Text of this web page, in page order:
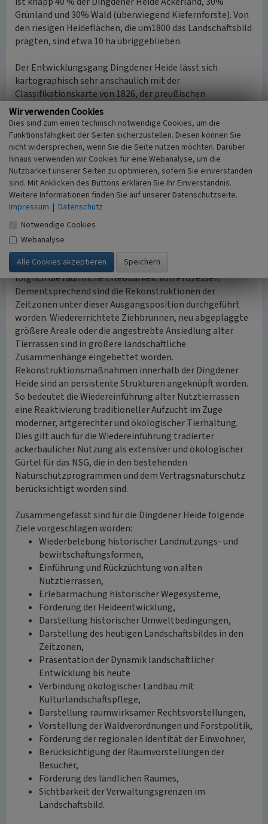
Grünland und 30% Wald (überwiegend Kiefernforste). Von
den riesigen Heideflächen, die um1800 das Landschaftsbild
prägten, sind etwa 10 ha übriggeblieben.
Der Entwicklungsgang Dingdener Heide lässt sich
kartographisch sehr anschaulich mit der
Classifikationskarte von 1826, der preußischen
Uraufnahme von 1845 Blatt 4205 Dingden u. Blatt 4206
Brünnen, der preußischen Neuaufnahme von 1897 Blatt
4205 Dingden (Hamminkeln) u. Blatt 4206 Brünnen und
spätere Ausgaben der topographischen Karte 1:25.000
verfolgen (TK25 history,). Blatt 4205 Hamminkeln u. Blatt
4206 Brünnen.
Maßnahmen zur Umsetzung des Erlebnisgebietes
Die fünf Landschaftsstadien des „Erlebnisgebietes
Dingdener Heide“ repräsentieren jeweilige
Vegetationsformen. Die Dynamik des vergangenen
Kulturlandschaftswandels und momentaner
Entwicklungen werden berücksichtigt und dies beinhaltet
folglich die räumliche Erlebbarkeit von Prozessen.
Dementsprechend sind die Rekonstruktionen der
Zeitzonen unter dieser Ausgangsposition durchgeführt
worden. Wiedererrichtete Ziehbrunnen, neu abgeplaggte
größere Areale oder die angestrebte Ansiedlung alter
Tierrassen sind in größere landschaftliche
Zusammenhänge eingebettet worden.
Rekonstruktionsmaßnahmen innerhalb der Dingdener
Heide sind an persistente Strukturen angeknüpft worden.
So bedeutet die Wiedereinführung alter Nutztierrassen
eine Reaktivierung traditioneller Aufzucht im Zuge
moderner, artgerechter und ökologischer Tierhaltung.
Dies gilt auch für die Wiedereinführung tradierter
ackerbaulicher Nutzung als extensiver und ökologischer
Gürtel für das NSG, die in den bestehenden
Naturschutzprogrammen und dem Vertragsnaturschutz
berücksichtigt worden sind.
Zusammengefasst sind für die Dingdener Heide folgende
Ziele vorgeschlagen worden:
Wiederbelebung historischer Landnutzungs- und
bewirtschaftungsformen,
Einführung und Rückzüchtung von alten
Nutztierrassen,
Erlebarmachung historischer Wegesysteme,
Förderung der Heideentwicklung,
Darstellung historischer Umweltbedingungen,
Darstellung des heutigen Landschaftsbildes in den
Zeitzonen,
Präsentation der Dynamik landschaftlicher
Entwicklung bis heute
Verbindung ökologischer Landbau mit
Kulturlandschaftspflege,
Darstellung raumwirksamer Rechtsvorstellungen,
Vorstellung der Waldverordnungen und Forstpolitik,
Förderung der regionalen Identität der Einwohner,
Berücksichtigung der Raumvorstellungen der
Besucher,
Förderung des ländlichen Raumes,
Sichtbarkeit der Verwaltungsgrenzen im
Landschaftsbild.
Wir verwenden Cookies
Dies sind zum einen technisch notwendige Cookies, um die
Funktionsfähigkeit der Seiten sicherzustellen. Diesen können Sie
nicht widersprechen, wenn Sie die Seite nutzen möchten. Darüber
hinaus verwenden wir Cookies für eine Webanalyse, um die
Nutzbarkeit unserer Seiten zu optimieren, sofern Sie einverstanden
sind. Mit Anklicken des Buttons erklären Sie Ihr Einverständnis.
Weitere Informationen finden Sie auf unserer Datenschutzseite.
Impressum | Datenschutz
Notwendige Cookies
Webanalyse